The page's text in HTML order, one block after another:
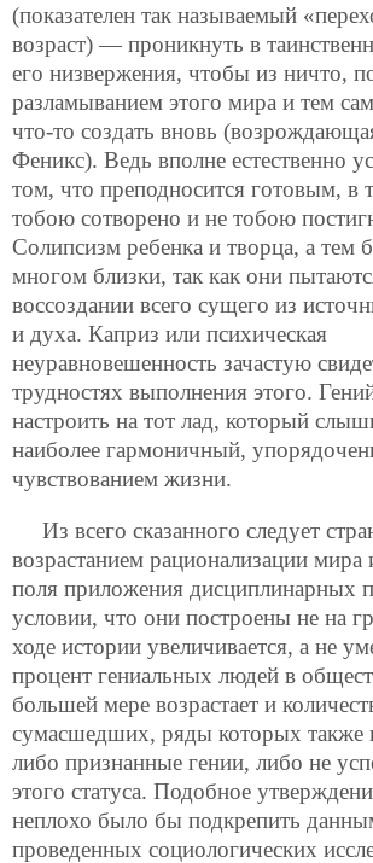
(показателен так называемый
возраст) — проникнуть в
его низвержения, чтобы из ничто,
разламыванием этого мира и тем
что-то создать вновь
Феникс). Ведь вполне естественно
том, что преподносится готовым, в
тобою сотворено и не тобою
Солипсизм ребенка и творца, а тем
многом близки, так как они
воссоздании всего сущего из
и духа. Каприз или психическая
неуравновешенность зачастую
трудностях выполнения этого.
настроить на тот лад, который
наиболее гармоничный,
чувствованием жизни.
Из всего сказанного следует
возрастанием рационализации
поля приложения дисциплинарных
условии, что они построены не на
ходе истории увеличивается, а не
процент гениальных людей в
большей мере возрастает и
сумасшедших, ряды которых также
либо признанные гении, либо не
этого статуса. Подобное
неплохо было бы подкрепить
проведенных социологических